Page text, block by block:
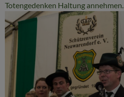
Totengedenken Haltung annehmen.